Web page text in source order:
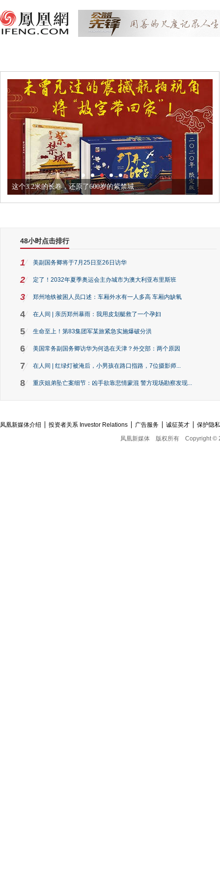
这个3.2米的长卷，还原了600岁的紫禁城
48小时点击排行
1 美副国务卿将于7月25日至26日访华
2 定了！2032年夏季奥运会主办城市为澳大利亚布里斯班
3 郑州地铁被困人员口述：车厢外水有一人多高 车厢内缺氧
4 在人间 | 亲历郑州暴雨：我用皮划艇救了一个孕妇
5 生命至上！第83集团军某旅紧急实施爆破分洪
6 美国常务副国务卿访华为何选在天津？外交部：两个原因
7 在人间 | 红绿灯被淹后，小男孩在路口指路，7位摄影师...
8 重庆姐弟坠亡案细节：凶手欲靠悲情蒙混 警方现场勘察发现...
凤凰新媒体介绍 投资者关系 Investor Relations 广告服务 诚征英才
保护隐
凤凰新媒体
版权所有 Copyright ©